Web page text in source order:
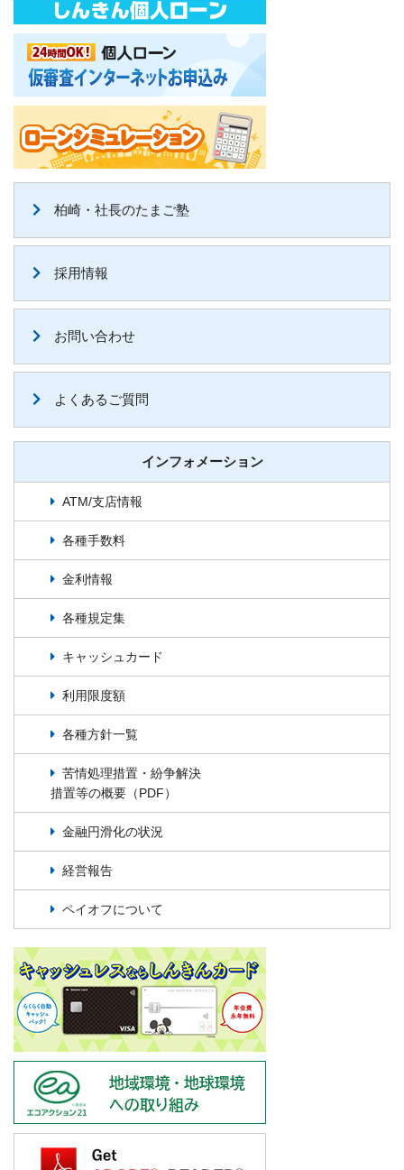
柏崎・社長のたまご塾
採用情報
お問い合わせ
よくあるご質問
インフォメーション
ATM/支店情報
各種手数料
金利情報
各種規定集
キャッシュカード
利用限度額
各種方針一覧
苦情処理措置・紛争解決
措置等の概要（PDF）
金融円滑化の状況
経営報告
ペイオフについて